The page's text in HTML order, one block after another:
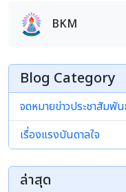
BKM
Blog Category
จดหมายข่าวประชาสัมพั
เรื่องแรงบันดาลใจ
ล่าสุด